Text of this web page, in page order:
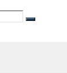
Search